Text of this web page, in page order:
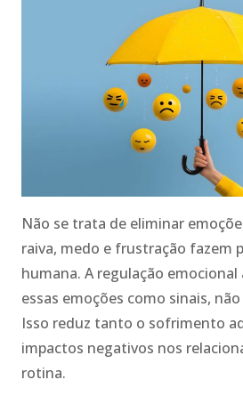
Não se trata de eliminar
raiva, medo e frustração fazem
humana. A regulação
essas emoções como sinais,
Isso reduz tanto o sofrimento
impactos negativos nos
rotina.